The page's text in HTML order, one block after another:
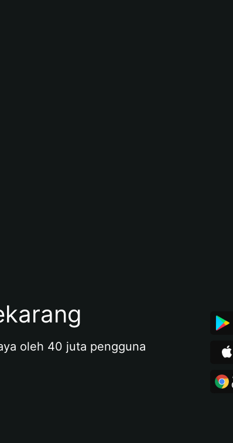
oleh 40 juta pengguna